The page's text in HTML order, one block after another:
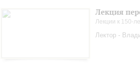
Лекция
Лекции к 150-
Лектор -